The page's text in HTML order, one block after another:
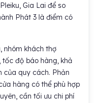
Gia Lai để so
Phát 3 là điểm có
nhóm khách thợ
độ báo hàng, khả
của quy cách. Phản
hàng có thể phù hợp
cần tối ưu chi phí